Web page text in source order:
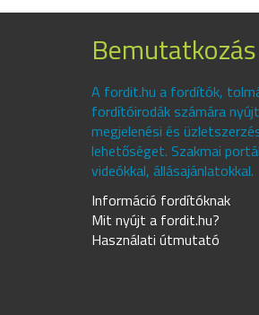
Bemutatkozás
A fordit.hu a fordítók,
fordítóirodák számára nyújt
megjelenési és
lehetőséget. Szakmai
videókkal, állásajánlatokkal.
Információ fordítóknak
Mit nyújt a fordit.hu?
Használati útmutató